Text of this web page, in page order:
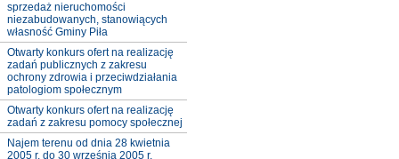
sprzedaż nieruchomości
niezabudowanych, stanowiących
własność Gminy Piła
Otwarty konkurs ofert na realizację
zadań publicznych z zakresu
ochrony zdrowia i przeciwdziałania
patologiom społecznym
Otwarty konkurs ofert na realizację
zadań z zakresu pomocy społecznej
Najem terenu od dnia 28 kwietnia
2005 r. do 30 września 2005 r.